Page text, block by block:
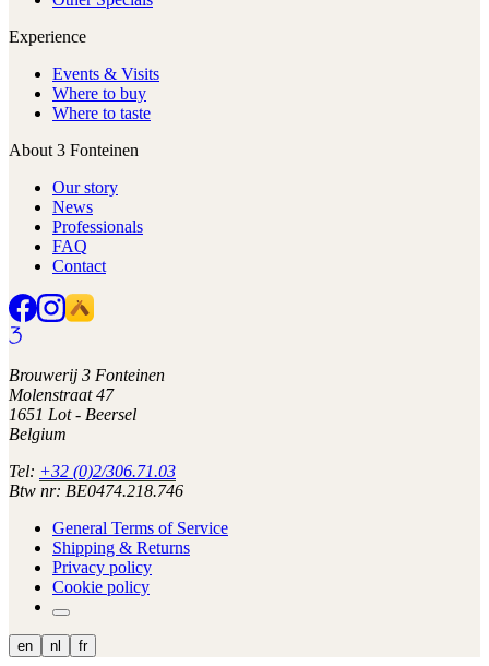
Experience
Events & Visits
Where to buy
Where to taste
About 3 Fonteinen
Our story
News
Professionals
FAQ
Contact
Brouwerij 3 Fonteinen
Molenstraat 47
1651 Lot - Beersel
Belgium
Tel: +32 (0)2/306.71.03
Btw nr: BE0474.218.746
General Terms of Service
Shipping & Returns
Privacy policy
Cookie policy
en nl fr